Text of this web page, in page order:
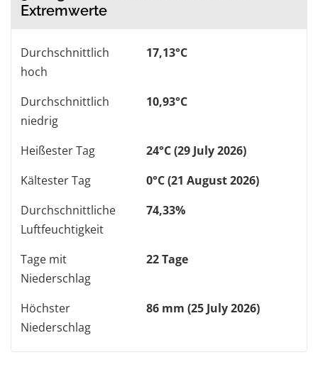
Extremwerte
Durchschnittlich
hoch
17,13°C
Durchschnittlich
niedrig
10,93°C
Heißester Tag
24°C (29 July 2026)
Kältester Tag
0°C (21 August 2026)
Durchschnittliche
Luftfeuchtigkeit
74,33%
Tage mit
Niederschlag
22 Tage
Höchster
Niederschlag
86 mm (25 July 2026)